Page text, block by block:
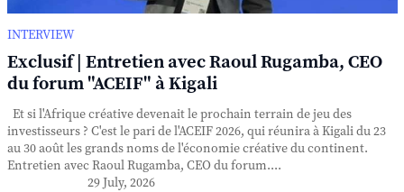
INTERVIEW
Exclusif | Entretien avec Raoul Rugamba, CEO
du forum "ACEIF" à Kigali
Et si l'Afrique créative devenait le prochain terrain de jeu des
investisseurs ? C'est le pari de l'ACEIF 2026, qui réunira à Kigali du 23
au 30 août les grands noms de l'économie créative du continent.
Entretien avec Raoul Rugamba, CEO du forum....
29 July, 2026